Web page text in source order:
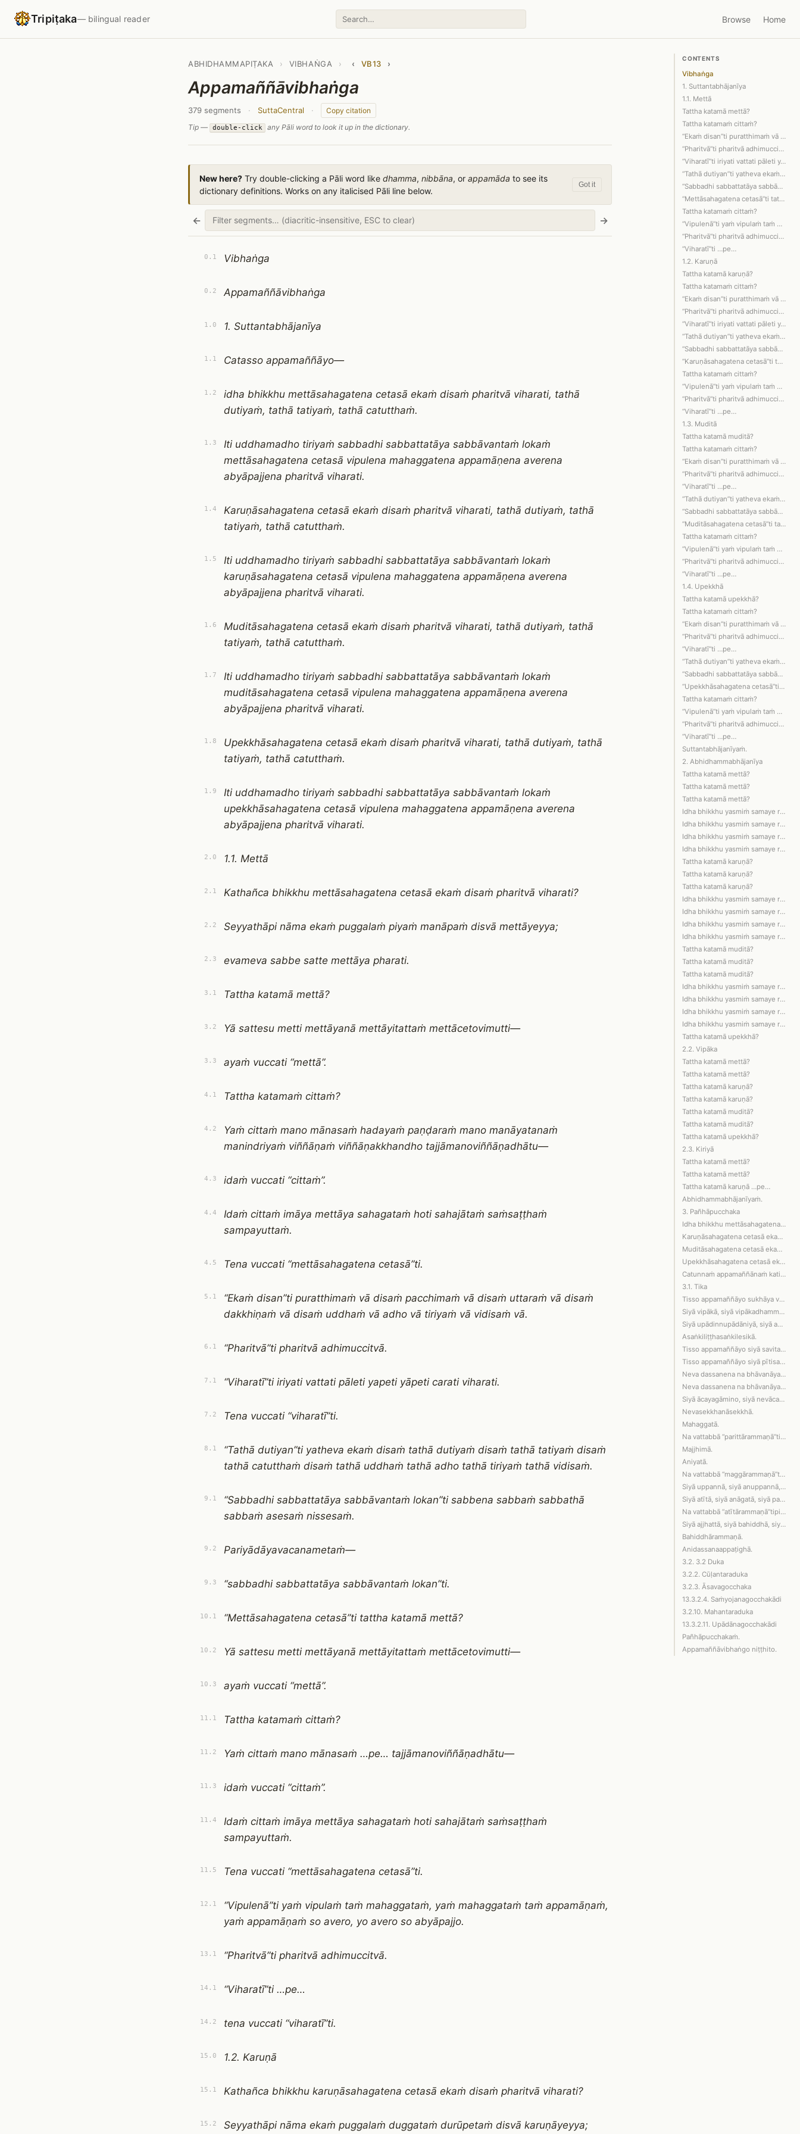
Tripiṭaka— bilingual reader Browse Home
CONTENTS
Vibhaṅga
1. Suttantabhājanīya
1.1. Mettā
Tattha katamā mettā?
Tattha katamaṁ cittaṁ?
“Ekaṁ disan”ti puratthimaṁ vā disaṁ p…
“Pharitvā”ti pharitvā adhimuccitvā.
“Viharatī”ti iriyati vattati pāleti y…
“Tathā dutiyan”ti yatheva ekaṁ disaṁ …
“Sabbadhi sabbattatāya sabbāvantaṁ lo…
“Mettāsahagatena cetasā”ti tattha kat…
Tattha katamaṁ cittaṁ?
“Vipulenā”ti yaṁ vipulaṁ taṁ mahaggat…
“Pharitvā”ti pharitvā adhimuccitvā.
“Viharatī”ti …pe…
1.2. Karuṇā
Tattha katamā karuṇā?
Tattha katamaṁ cittaṁ?
“Ekaṁ disan”ti puratthimaṁ vā disaṁ p…
“Pharitvā”ti pharitvā adhimuccitvā.
“Viharatī”ti iriyati vattati pāleti y…
“Tathā dutiyan”ti yatheva ekaṁ disaṁ …
“Sabbadhi sabbattatāya sabbāvantaṁ lo…
“Karuṇāsahagatena cetasā”ti tattha ka…
Tattha katamaṁ cittaṁ?
“Vipulenā”ti yaṁ vipulaṁ taṁ mahaggat…
“Pharitvā”ti pharitvā adhimuccitvā.
“Viharatī”ti …pe…
1.3. Muditā
Tattha katamā muditā?
Tattha katamaṁ cittaṁ?
“Ekaṁ disan”ti puratthimaṁ vā disaṁ p…
“Pharitvā”ti pharitvā adhimuccitvā.
“Viharatī”ti …pe…
“Tathā dutiyan”ti yatheva ekaṁ disaṁ …
“Sabbadhi sabbattatāya sabbāvantaṁ lo…
“Muditāsahagatena cetasā”ti tattha ka…
Tattha katamaṁ cittaṁ?
“Vipulenā”ti yaṁ vipulaṁ taṁ mahaggat…
“Pharitvā”ti pharitvā adhimuccitvā.
“Viharatī”ti …pe…
1.4. Upekkhā
Tattha katamā upekkhā?
Tattha katamaṁ cittaṁ?
“Ekaṁ disan”ti puratthimaṁ vā disaṁ p…
“Pharitvā”ti pharitvā adhimuccitvā.
“Viharatī”ti …pe…
“Tathā dutiyan”ti yatheva ekaṁ disaṁ …
“Sabbadhi sabbattatāya sabbāvantaṁ lo…
“Upekkhāsahagatena cetasā”ti, tattha …
Tattha katamaṁ cittaṁ?
“Vipulenā”ti yaṁ vipulaṁ taṁ mahaggat…
“Pharitvā”ti pharitvā adhimuccitvā.
“Viharatī”ti …pe…
Suttantabhājanīyaṁ.
2. Abhidhammabhājanīya
Tattha katamā mettā?
Tattha katamā mettā?
Tattha katamā mettā?
Idha bhikkhu yasmiṁ samaye rūpūpapatt…
Idha bhikkhu yasmiṁ samaye rūpūpapatt…
Idha bhikkhu yasmiṁ samaye rūpūpapatt…
Idha bhikkhu yasmiṁ samaye rūpūpapatt…
Tattha katamā karuṇā?
Tattha katamā karuṇā?
Tattha katamā karuṇā?
Idha bhikkhu yasmiṁ samaye rūpūpapatt…
Idha bhikkhu yasmiṁ samaye rūpūpapatt…
Idha bhikkhu yasmiṁ samaye rūpūpapatt…
Idha bhikkhu yasmiṁ samaye rūpūpapatt…
Tattha katamā muditā?
Tattha katamā muditā?
Tattha katamā muditā?
Idha bhikkhu yasmiṁ samaye rūpūpapatt…
Idha bhikkhu yasmiṁ samaye rūpūpapatt…
Idha bhikkhu yasmiṁ samaye rūpūpapatt…
Idha bhikkhu yasmiṁ samaye rūpūpapatt…
Tattha katamā upekkhā?
2.2. Vipāka
Tattha katamā mettā?
Tattha katamā mettā?
Tattha katamā karuṇā?
Tattha katamā karuṇā?
Tattha katamā muditā?
Tattha katamā muditā?
Tattha katamā upekkhā?
2.3. Kiriyā
Tattha katamā mettā?
Tattha katamā mettā?
Tattha katamā karuṇā …pe…
Abhidhammabhājanīyaṁ.
3. Pañhāpucchaka
Idha bhikkhu mettāsahagatena cetasā e…
Karuṇāsahagatena cetasā ekaṁ disaṁ ph…
Muditāsahagatena cetasā ekaṁ disaṁ ph…
Upekkhāsahagatena cetasā ekaṁ disaṁ p…
Catunnaṁ appamaññānaṁ kati kusalā, ka…
3.1. Tika
Tisso appamaññāyo sukhāya vedanāya sa…
Siyā vipākā, siyā vipākadhammadhammā,…
Siyā upādinnupādāniyā, siyā anupādinn…
Asaṅkiliṭṭhasaṅkilesikā.
Tisso appamaññāyo siyā savitakkasavic…
Tisso appamaññāyo siyā pītisahagatā, …
Neva dassanena na bhāvanāya pahātabbā.
Neva dassanena na bhāvanāya pahātabba…
Siyā ācayagāmino, siyā nevācayagāminā…
Nevasekkhanāsekkhā.
Mahaggatā.
Na vattabbā “parittārammaṇā”tipi, “ma…
Majjhimā.
Aniyatā.
Na vattabbā “maggārammaṇā”tipi, “magg…
Siyā uppannā, siyā anuppannā, siyā up…
Siyā atītā, siyā anāgatā, siyā paccup…
Na vattabbā “atītārammaṇā”tipi, “anāg…
Siyā ajjhattā, siyā bahiddhā, siyā aj…
Bahiddhārammaṇā.
Anidassanaappaṭighā.
3.2. 3.2 Duka
3.2.2. Cūḷantaraduka
3.2.3. Āsavagocchaka
13.3.2.4. Saṁyojanagocchakādi
3.2.10. Mahantaraduka
13.3.2.11. Upādānagocchakādi
Pañhāpucchakaṁ.
Appamaññāvibhaṅgo niṭṭhito.
ABHIDHAMMAPIṬAKA › VIBHAṄGA › ‹ VB13 ›
Appamaññāvibhaṅga
379 segments · SuttaCentral ·
Copy citation
Tip —
double-click any Pāli word to look it up in the dictionary.
New here? Try double-clicking a Pāli word like dhamma, nibbāna, or appamāda to see its
dictionary definitions. Works on any italicised Pāli line below.
Got it
← →
0.1 Vibhaṅga
0.2 Appamaññāvibhaṅga
1.0 1. Suttantabhājanīya
1.1 Catasso appamaññāyo—
1.2
idha bhikkhu mettāsahagatena cetasā ekaṁ disaṁ pharitvā viharati, tathā
dutiyaṁ, tathā tatiyaṁ, tathā catutthaṁ.
1.3
Iti uddhamadho tiriyaṁ sabbadhi sabbattatāya sabbāvantaṁ lokaṁ
mettāsahagatena cetasā vipulena mahaggatena appamāṇena averena
abyāpajjena pharitvā viharati.
1.4
Karuṇāsahagatena cetasā ekaṁ disaṁ pharitvā viharati, tathā dutiyaṁ, tathā
tatiyaṁ, tathā catutthaṁ.
1.5
Iti uddhamadho tiriyaṁ sabbadhi sabbattatāya sabbāvantaṁ lokaṁ
karuṇāsahagatena cetasā vipulena mahaggatena appamāṇena averena
abyāpajjena pharitvā viharati.
1.6
Muditāsahagatena cetasā ekaṁ disaṁ pharitvā viharati, tathā dutiyaṁ, tathā
tatiyaṁ, tathā catutthaṁ.
1.7
Iti uddhamadho tiriyaṁ sabbadhi sabbattatāya sabbāvantaṁ lokaṁ
muditāsahagatena cetasā vipulena mahaggatena appamāṇena averena
abyāpajjena pharitvā viharati.
1.8
Upekkhāsahagatena cetasā ekaṁ disaṁ pharitvā viharati, tathā dutiyaṁ, tathā
tatiyaṁ, tathā catutthaṁ.
1.9
Iti uddhamadho tiriyaṁ sabbadhi sabbattatāya sabbāvantaṁ lokaṁ
upekkhāsahagatena cetasā vipulena mahaggatena appamāṇena averena
abyāpajjena pharitvā viharati.
2.0 1.1. Mettā
2.1 Kathañca bhikkhu mettāsahagatena cetasā ekaṁ disaṁ pharitvā viharati?
2.2 Seyyathāpi nāma ekaṁ puggalaṁ piyaṁ manāpaṁ disvā mettāyeyya;
2.3 evameva sabbe satte mettāya pharati.
3.1 Tattha katamā mettā?
3.2 Yā sattesu metti mettāyanā mettāyitattaṁ mettācetovimutti—
3.3 ayaṁ vuccati “mettā”.
4.1 Tattha katamaṁ cittaṁ?
4.2
Yaṁ cittaṁ mano mānasaṁ hadayaṁ paṇḍaraṁ mano manāyatanaṁ
manindriyaṁ viññāṇaṁ viññāṇakkhandho tajjāmanoviññāṇadhātu—
4.3 idaṁ vuccati “cittaṁ”.
4.4
Idaṁ cittaṁ imāya mettāya sahagataṁ hoti sahajātaṁ saṁsaṭṭhaṁ
sampayuttaṁ.
4.5 Tena vuccati “mettāsahagatena cetasā”ti.
5.1
“Ekaṁ disan”ti puratthimaṁ vā disaṁ pacchimaṁ vā disaṁ uttaraṁ vā disaṁ
dakkhiṇaṁ vā disaṁ uddhaṁ vā adho vā tiriyaṁ vā vidisaṁ vā.
6.1 “Pharitvā”ti pharitvā adhimuccitvā.
7.1 “Viharatī”ti iriyati vattati pāleti yapeti yāpeti carati viharati.
7.2 Tena vuccati “viharatī”ti.
8.1
“Tathā dutiyan”ti yatheva ekaṁ disaṁ tathā dutiyaṁ disaṁ tathā tatiyaṁ disaṁ
tathā catutthaṁ disaṁ tathā uddhaṁ tathā adho tathā tiriyaṁ tathā vidisaṁ.
9.1
“Sabbadhi sabbattatāya sabbāvantaṁ lokan”ti sabbena sabbaṁ sabbathā
sabbaṁ asesaṁ nissesaṁ.
9.2 Pariyādāyavacanametaṁ—
9.3 “sabbadhi sabbattatāya sabbāvantaṁ lokan”ti.
10.1 “Mettāsahagatena cetasā”ti tattha katamā mettā?
10.2 Yā sattesu metti mettāyanā mettāyitattaṁ mettācetovimutti—
10.3 ayaṁ vuccati “mettā”.
11.1 Tattha katamaṁ cittaṁ?
11.2 Yaṁ cittaṁ mano mānasaṁ …pe… tajjāmanoviññāṇadhātu—
11.3 idaṁ vuccati “cittaṁ”.
11.4
Idaṁ cittaṁ imāya mettāya sahagataṁ hoti sahajātaṁ saṁsaṭṭhaṁ
sampayuttaṁ.
11.5 Tena vuccati “mettāsahagatena cetasā”ti.
12.1
“Vipulenā”ti yaṁ vipulaṁ taṁ mahaggataṁ, yaṁ mahaggataṁ taṁ appamāṇaṁ,
yaṁ appamāṇaṁ so avero, yo avero so abyāpajjo.
13.1 “Pharitvā”ti pharitvā adhimuccitvā.
14.1 “Viharatī”ti …pe…
14.2 tena vuccati “viharatī”ti.
15.0 1.2. Karuṇā
15.1 Kathañca bhikkhu karuṇāsahagatena cetasā ekaṁ disaṁ pharitvā viharati?
15.2 Seyyathāpi nāma ekaṁ puggalaṁ duggataṁ durūpetaṁ disvā karuṇāyeyya;